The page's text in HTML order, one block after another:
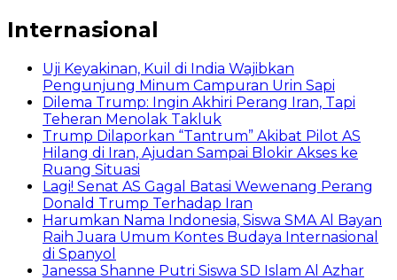
Internasional
Uji Keyakinan, Kuil di India Wajibkan
Pengunjung Minum Campuran Urin Sapi
Dilema Trump: Ingin Akhiri Perang Iran, Tapi
Teheran Menolak Takluk
Trump Dilaporkan “Tantrum” Akibat Pilot AS
Hilang di Iran, Ajudan Sampai Blokir Akses ke
Ruang Situasi
Lagi! Senat AS Gagal Batasi Wewenang Perang
Donald Trump Terhadap Iran
Harumkan Nama Indonesia, Siswa SMA Al Bayan
Raih Juara Umum Kontes Budaya Internasional
di Spanyol
Janessa Shanne Putri Siswa SD Islam Al Azhar